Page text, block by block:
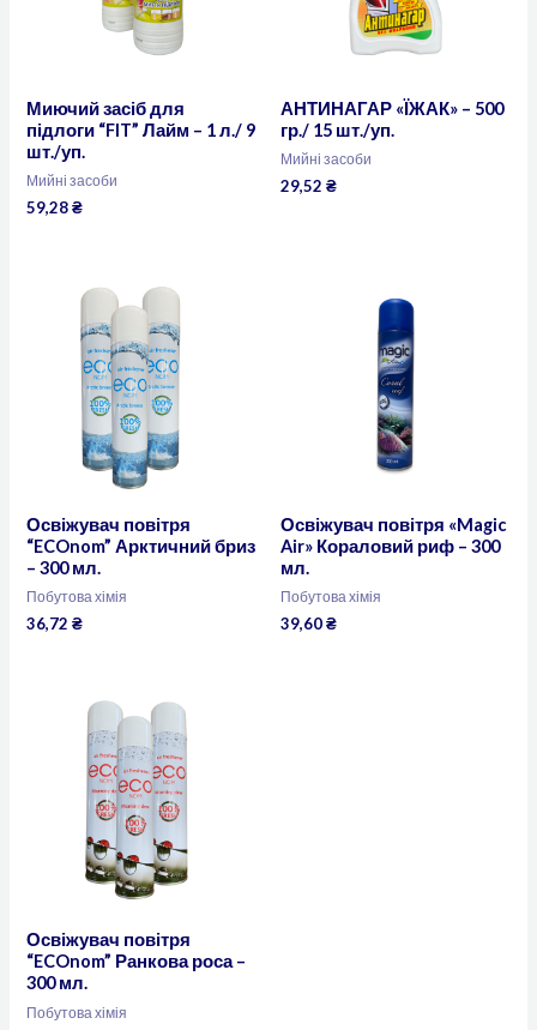
Миючий засіб для
підлоги “FIT” Лайм – 1 л./ 9
шт./уп.
Мийні засоби
59,28₴
АНТИНАГАР «ЇЖАК» – 500
гр./ 15 шт./уп.
Мийні засоби
29,52 ₴
Освіжувач повітря
“ECOnom” Арктичний бриз
– 300 мл.
Побутова хімія
36,72₴
Освіжувач повітря «Magic
Air» Кораловий риф – 300
мл.
Побутова хімія
39,60₴
Освіжувач повітря
“ECOnom” Ранкова роса –
300 мл.
Побутова хімія